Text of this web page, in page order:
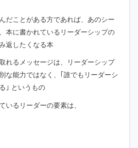
だことがある方であれば、あのシー
本に書かれているリーダーシップの
返したくなる本
れるメッセージは、リーダーシップ
な能力ではなく、｢誰でもリーダーシ
｣ というもの
いるリーダーの要素は、